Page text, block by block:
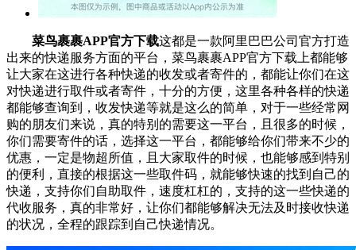
菜鸟裹裹APP官方下载这都是一款阿里巴巴公司官方打造
出来的快递服务方面的平台，菜鸟裹裹APP官方下载上都能够
让大家在这进行各种快递的收发或者寄件的，都能让你们在这
对快递进行取件或者寄件，十分的方便，这里各种各样的快递
都能够查询到，收发快递等就是这么的简单，对于一些经常网
购的朋友们来说，真的特别的需要这一平台，且很多的时候，
你们需要寄件的话，选择这一平台，都能够给你们带来不少的
优惠，一定是物超所值，且大家取件的时候，也能够感到特别
的便利，直接的根据这一些取件码，就能够快速的找到自己的
快递，支持你们自助取件，速度杠杠的，支持的这一些快递的
代收服务，真的非常好，让你们都能够解决无法及时接收快递
的状况，全程的跟踪到自己快递情况。